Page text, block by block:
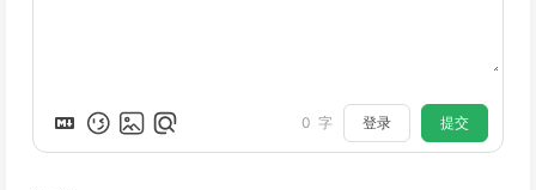
0 字 登录 提交